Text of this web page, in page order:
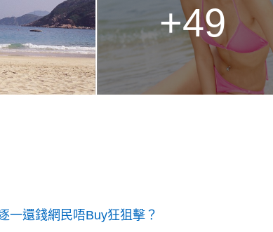
+49
一還錢網民唔Buy狂狙擊？